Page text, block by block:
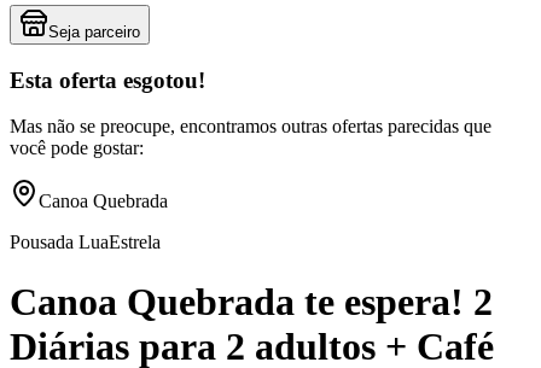
Seja parceiro
Esta oferta esgotou!
Mas não se preocupe, encontramos outras ofertas parecidas que
você pode gostar:
Canoa Quebrada
Pousada LuaEstrela
Canoa Quebrada te espera! 2
Diárias para 2 adultos + Café